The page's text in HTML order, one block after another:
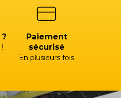
Paiement
sécurisé
En plusieurs fois